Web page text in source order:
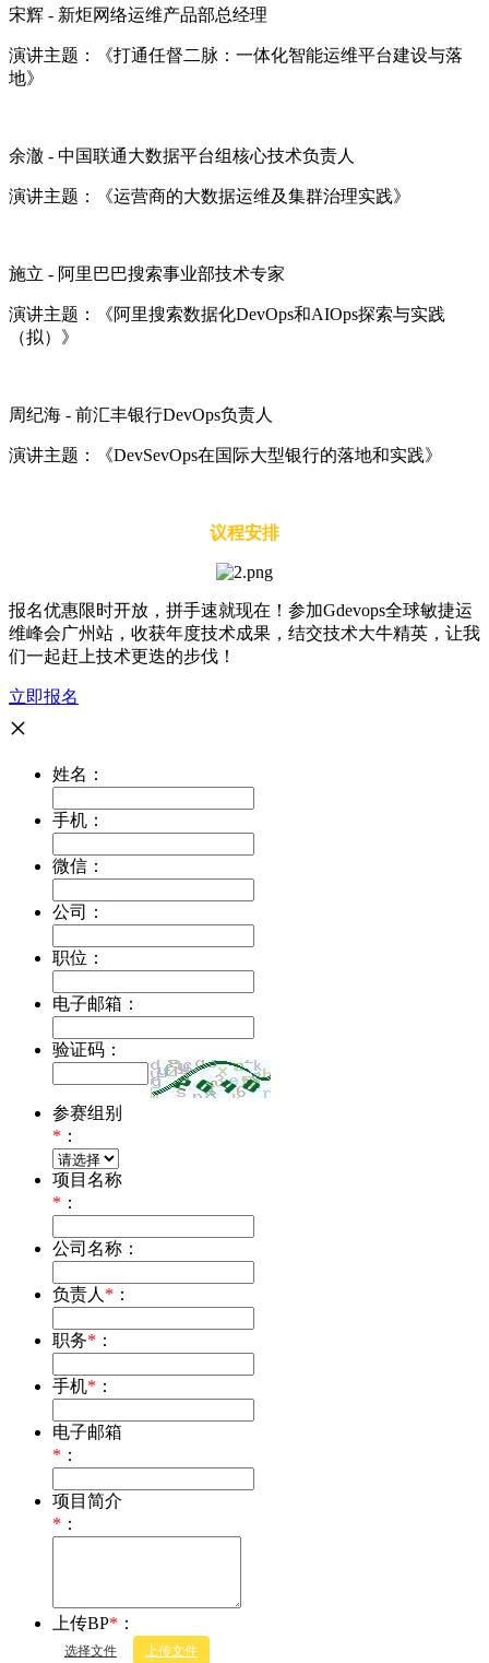
宋辉 - 新炬网络运维产品部总经理
演讲主题：《打通任督二脉：一体化智能运维平台建设与落
地》
余澈 - 中国联通大数据平台组核心技术负责人
演讲主题：《运营商的大数据运维及集群治理实践》
施立 - 阿里巴巴搜索事业部技术专家
演讲主题：《阿里搜索数据化DevOps和AIOps探索与实践
（拟）》
周纪海 - 前汇丰银行DevOps负责人
演讲主题：《DevSevOps在国际大型银行的落地和实践》
议程安排
报名优惠限时开放，拼手速就现在！参加Gdevops全球敏捷运
维峰会广州站，收获年度技术成果，结交技术大牛精英，让我
们一起赶上技术更迭的步伐！
立即报名
×
姓名：
手机：
微信：
公司：
职位：
电子邮箱：
验证码：
参赛组别
* ：
项目名称
* ：
公司名称：
负责人 * ：
职务* ：
手机* ：
电子邮箱
* ：
项目简介
* ：
上传BP* ：
选择文件 上传文件